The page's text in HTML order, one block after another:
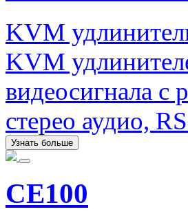
KVM
KVM
видеосигнала с
стерео аудио,
Узнать больше
CE100